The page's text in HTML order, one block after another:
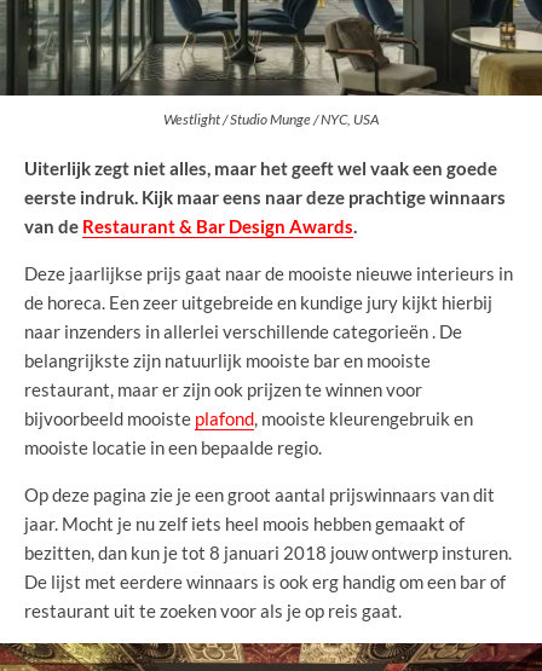
Westlight / Studio Munge / NYC, USA
Uiterlijk zegt niet alles, maar het geeft wel vaak een goede
eerste indruk. Kijk maar eens naar deze prachtige winnaars
van de Restaurant & Bar Design Awards.
Deze jaarlijkse prijs gaat naar de mooiste nieuwe interieurs in
de horeca. Een zeer uitgebreide en kundige jury kijkt hierbij
naar inzenders in allerlei verschillende categorieën . De
belangrijkste zijn natuurlijk mooiste bar en mooiste
restaurant, maar er zijn ook prijzen te winnen voor
bijvoorbeeld mooiste plafond, mooiste kleurengebruik en
mooiste locatie in een bepaalde regio.
Op deze pagina zie je een groot aantal prijswinnaars van dit
jaar. Mocht je nu zelf iets heel moois hebben gemaakt of
bezitten, dan kun je tot 8 januari 2018 jouw ontwerp insturen.
De lijst met eerdere winnaars is ook erg handig om een bar of
restaurant uit te zoeken voor als je op reis gaat.